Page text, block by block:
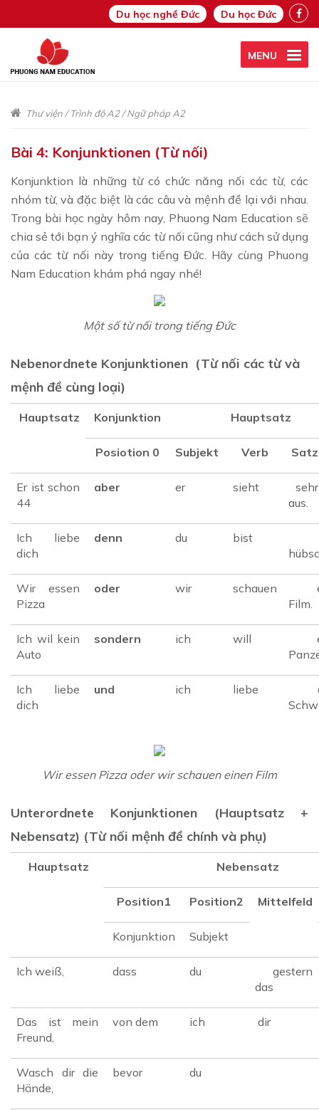
Du học nghề Đức Du học Đức
MENU
Thư viện/Trình độ A2/Ngữ pháp A2
Bài 4: Konjunktionen (Từ nối)
Konjunktion là những từ có chức năng nối các từ, các
nhóm từ, và đặc biệt là các câu và mệnh đề lại với nhau.
Trong bài học ngày hôm nay, Phuong Nam Education sẽ
chia sẻ tới bạn ý nghĩa các từ nối cũng như cách sử dụng
của các từ nối này trong tiếng Đức. Hãy cùng Phuong
Nam Education khám phá ngay nhé!
Một số từ nối trong tiếng Đức
Nebenordnete Konjunktionen (Từ nối các từ và
mệnh đề cùng loại)
Hauptsatz Konjunktion Hauptsatz
Posiotion 0 Subjekt Verb
Er ist schon
44
aber er sieht
aus.
Ich liebe
dich
denn du bist
Wir essen
Pizza
oder wir schauen
Film.
Ich wil kein
Auto
sondern ich will
Ich liebe
dich
und ich liebe
Wir essen Pizza oder wir schauen einen Film
Unterordnete Konjunktionen (Hauptsatz +
Nebensatz) (Từ nối mệnh đề chính và phụ)
Hauptsatz Nebensatz
Position1 Position2 Mittelfeld
Konjunktion Subjekt
Ich weiß, dass du
gestern
das
Das ist mein
Freund,
von dem ich dir
Wasch dir die
Hände,
bevor du